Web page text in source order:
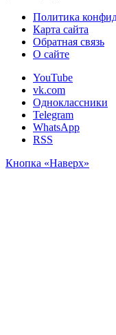
Политика
Карта сайта
Обратная связь
О сайте
YouTube
vk.com
Одноклассники
Telegram
WhatsApp
RSS
Кнопка «Наверх»